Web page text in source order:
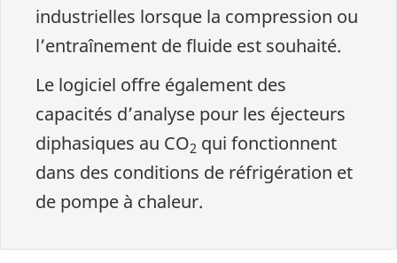
industrielles lorsque la compression ou
l’entraînement de fluide est souhaité.
Le logiciel offre également des
capacités d’analyse pour les éjecteurs
diphasiques au CO2 qui fonctionnent
dans des conditions de réfrigération et
de pompe à chaleur.